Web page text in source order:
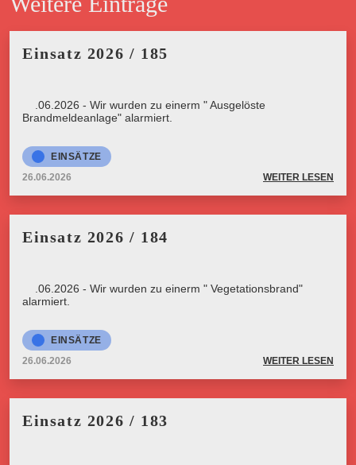
Einsatz 2026 / 185
26.06.2026 - Wir wurden zu einerm " Ausgelöste
Brandmeldeanlage" alarmiert.
EINSÄTZE
26.06.2026
WEITER LESEN
Einsatz 2026 / 184
26.06.2026 - Wir wurden zu einerm " Vegetationsbrand"
alarmiert.
EINSÄTZE
26.06.2026
WEITER LESEN
Einsatz 2026 / 183